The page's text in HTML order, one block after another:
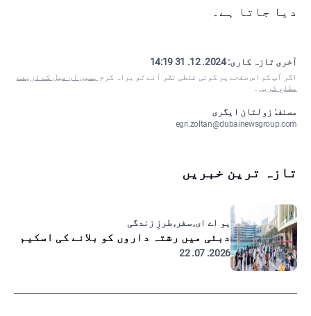
دیا جاتا ہے۔
آخری تازہ کاری:2024. 12. 31 14:19
اگر آپ کو اس صفحے پر کوئی غلطی نظر آئے تو براہ کرم ہمیں ای میل کے ذریعے
مطلع کریں ۔
مصنف: زولتان ایگری
egri.zoltan@dubainewsgroup.com
تازہ ترین خبریں
یو اے ای, سفر, طرزِ زندگی
دبئی میں رشتہ داروں کو بلانے کی اسکیم
2026. 07. 22